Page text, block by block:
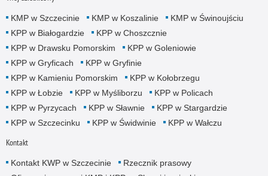
KMP w Szczecinie KMP w Koszalinie
KMP w Świnoujściu
KPP w Białogardzie
KPP w Choszcznie
KPP w Drawsku Pomorskim
KPP w Goleniowie
KPP w Gryficach
KPP w Gryfinie
KPP w Kamieniu Pomorskim
KPP w Kołobrzegu
KPP w Łobzie
KPP w Myśliborzu
KPP w Policach
KPP w Pyrzycach
KPP w Sławnie
KPP w Stargardzie
KPP w Szczecinku
KPP w Świdwinie KPP w Wałczu
Kontakt
Kontakt KWP w Szczecinie
Rzecznik prasowy